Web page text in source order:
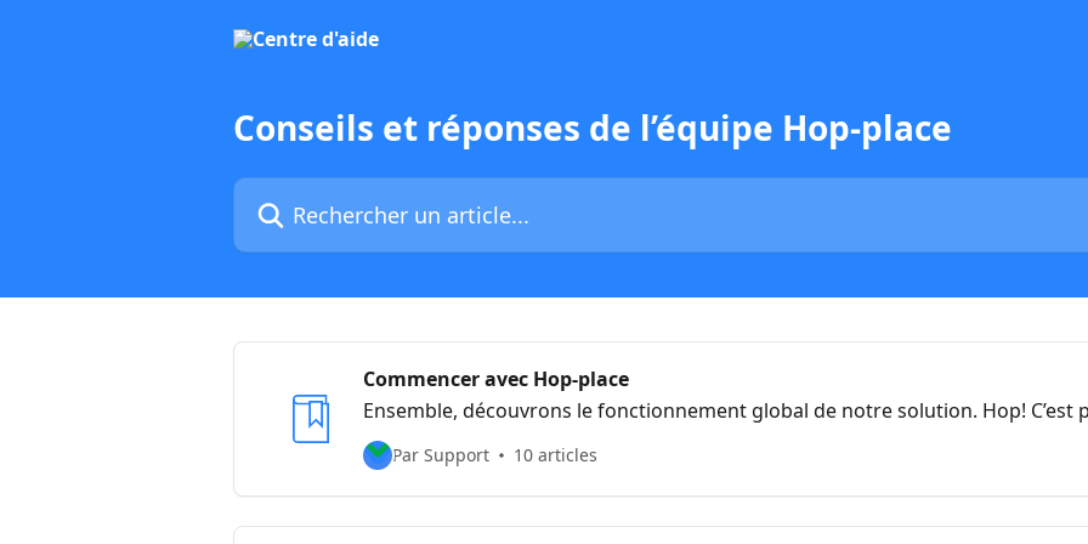
Conseils et réponses de l’équipe Hop-place
Rechercher un article...
Commencer avec Hop-place
Ensemble, découvrons le fonctionnement global de notre solution. Hop! C’est
Par Support 10 articles